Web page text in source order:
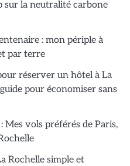
sur la neutralité carbone
: mon périple à
par terre
réserver un hôtel à La
pour économiser sans
Mes vols préférés de Paris,
Rochelle simple et